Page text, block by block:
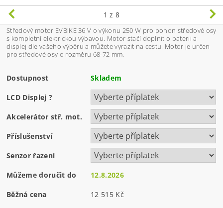
1 z 8
Středový motor EVBIKE 36 V o výkonu 250 W pro pohon středové osy
s kompletní elektrickou výbavou. Motor stačí doplnit o baterii a
displej dle vašeho výběru a můžete vyrazit na cestu. Motor je určen
pro středové osy o rozměru 68-72 mm.
Dostupnost Skladem
LCD Displej ?
Akcelerátor stř. mot.
Příslušenství
Senzor řazení
Můžeme doručit do 12.8.2026
Běžná cena 12 515 Kč